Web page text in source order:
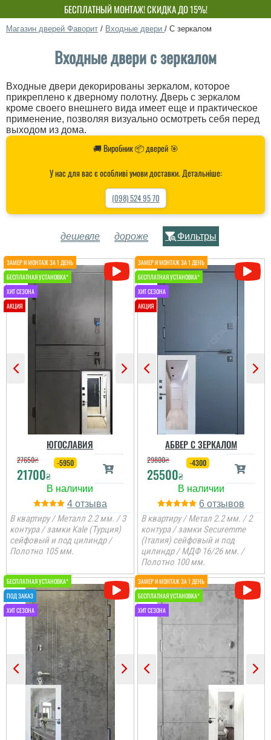
БЕСПЛАТНЫЙ МОНТАЖ! СКИДКА ДО 15%!
СОБСТВЕННОЕ ПРОИЗВОДСТВО-НЕ ПЕРЕПЛАЧИВАЙ!
Магазин дверей Фаворит / Входные двери / С зеркалом
Входные двери с зеркалом
Входные двери декорированы зеркалом, которое
прикреплено к дверному полотну. Дверь с зеркалом
кроме своего внешнего вида имеет еще и практическое
применение, позволяя визуально осмотреть себя перед
выходом из дома.
🚚 Виробник 📦 дверей 🎯
У нас для вас є особливі умови доставки. Детальніше:
(098) 524 95 70
дешевле дороже Фильтры
ЮГОСЛАВИЯ
27650₴
21700₴
-5950
4
В квартиру / Металл 2.2 мм. / 3
контура / замки Kale (Турция)
сейфовый и под цилиндр /
Полотно 105 мм.
АБВЕР С ЗЕРКАЛОМ
29800₴
25500₴
-4300
6
В квартиру / Метал 2.2 мм. / 2
контура / замки Securemme
(Італия) сейфовый и под
цилиндр / МДФ 16/26 мм. /
Полотно 100 мм.